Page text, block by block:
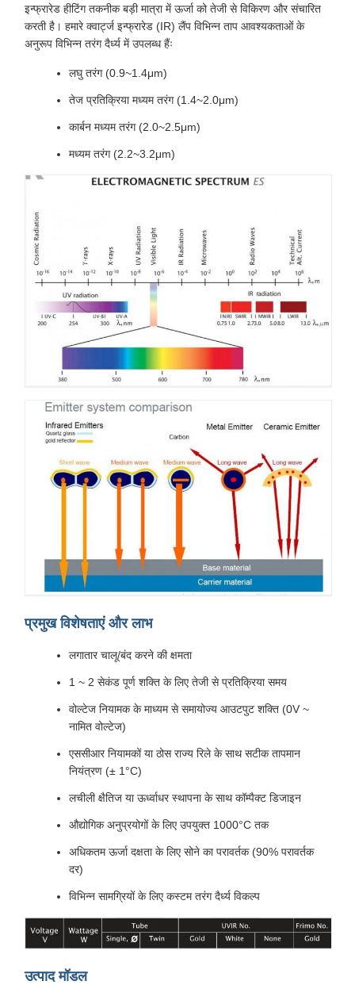
इन्फ्रारेड हीटिंग तकनीक बड़ी मात्रा में ऊर्जा को तेजी से विकिरण और संचारित
करती है। हमारे क्वार्ट्ज इन्फ्रारेड (IR) लैंप विभिन्न ताप आवश्यकताओं के
अनुरूप विभिन्न तरंग दैर्ध्य में उपलब्ध हैंः
लघु तरंग (0.9~1.4μm)
तेज प्रतिक्रिया मध्यम तरंग (1.4~2.0μm)
कार्बन मध्यम तरंग (2.0~2.5μm)
मध्यम तरंग (2.2~3.2μm)
प्रमुख विशेषताएं और लाभ
लगातार चालू/बंद करने की क्षमता
1 ~ 2 सेकंड पूर्ण शक्ति के लिए तेजी से प्रतिक्रिया समय
वोल्टेज नियामक के माध्यम से समायोज्य आउटपुट शक्ति (0V ~
नामित वोल्टेज)
एससीआर नियामकों या ठोस राज्य रिले के साथ सटीक तापमान
नियंत्रण (± 1°C)
लचीली क्षैतिज या ऊर्ध्वाधर स्थापना के साथ कॉम्पैक्ट डिजाइन
औद्योगिक अनुप्रयोगों के लिए उपयुक्त 1000°C तक
अधिकतम ऊर्जा दक्षता के लिए सोने का परावर्तक (90% परावर्तक
दर)
विभिन्न सामग्रियों के लिए कस्टम तरंग दैर्ध्य विकल्प
उत्पाद मॉडल